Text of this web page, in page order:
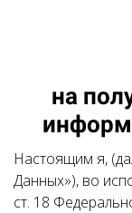
на
Настоящим я,
Данных»), во
ст. 18